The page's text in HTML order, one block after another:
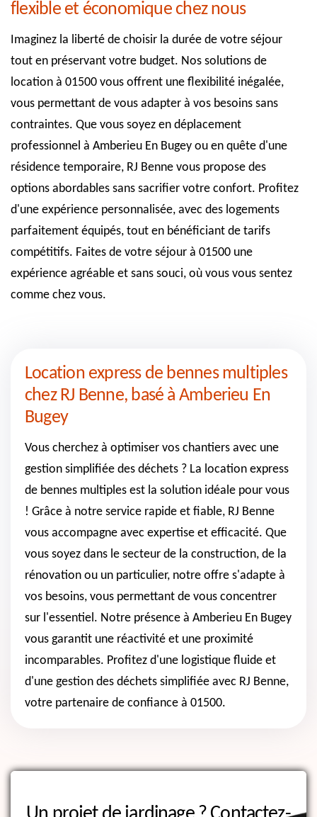
flexible et économique chez nous
Imaginez la liberté de choisir la durée de votre séjour
tout en préservant votre budget. Nos solutions de
location à 01500 vous offrent une flexibilité inégalée,
vous permettant de vous adapter à vos besoins sans
contraintes. Que vous soyez en déplacement
professionnel à Amberieu En Bugey ou en quête d'une
résidence temporaire, RJ Benne vous propose des
options abordables sans sacrifier votre confort. Profitez
d'une expérience personnalisée, avec des logements
parfaitement équipés, tout en bénéficiant de tarifs
compétitifs. Faites de votre séjour à 01500 une
expérience agréable et sans souci, où vous vous sentez
comme chez vous.
Location express de bennes multiples
chez RJ Benne, basé à Amberieu En
Bugey
Vous cherchez à optimiser vos chantiers avec une
gestion simplifiée des déchets ? La location express
de bennes multiples est la solution idéale pour vous
! Grâce à notre service rapide et fiable, RJ Benne
vous accompagne avec expertise et efficacité. Que
vous soyez dans le secteur de la construction, de la
rénovation ou un particulier, notre offre s'adapte à
vos besoins, vous permettant de vous concentrer
sur l'essentiel. Notre présence à Amberieu En Bugey
vous garantit une réactivité et une proximité
incomparables. Profitez d'une logistique fluide et
d'une gestion des déchets simplifiée avec RJ Benne,
votre partenaire de confiance à 01500.